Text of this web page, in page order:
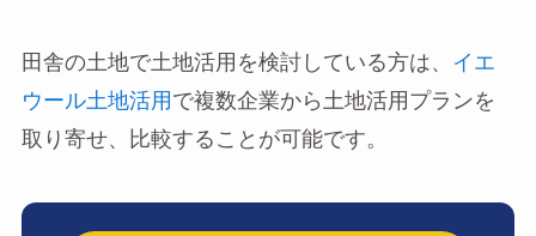
田舎の土地で土地活用を検討している方は、
イエ
ウール土地活用 で複数企業から土地活用プランを
取り寄せ、比較することが可能です。